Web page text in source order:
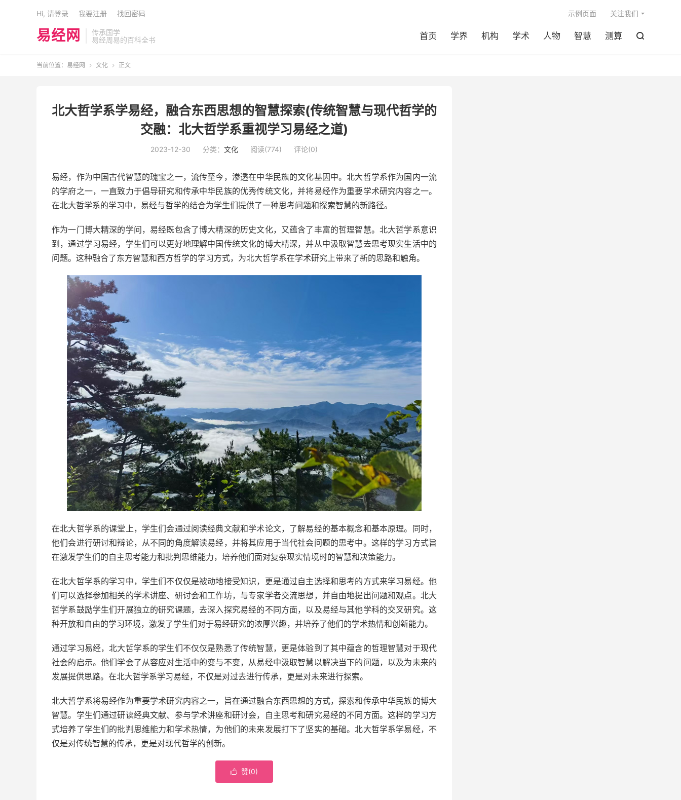
易经网
传承国学
易经周易的百科全书
首页 学界 机构 学术 人物 智慧 测算 
示例页面 关注我们
Hi, 请登录 我要注册 找回密码
当前位置： 易经网  文化  正文
北大哲学系学易经，融合东西思想的智慧探索(传统智慧与现代哲学的
交融：北大哲学系重视学习易经之道)
2023-12-30 分类： 文化 阅读(774) 评论(0)
易经，作为中国古代智慧的瑰宝之一，流传至今，渗透在中华民族的文化基因中。北大哲学系作为国内一流
的学府之一，一直致力于倡导研究和传承中华民族的优秀传统文化，并将易经作为重要学术研究内容之一。
在北大哲学系的学习中，易经与哲学的结合为学生们提供了一种思考问题和探索智慧的新路径。
作为一门博大精深的学问，易经既包含了博大精深的历史文化，又蕴含了丰富的哲理智慧。北大哲学系意识
到，通过学习易经，学生们可以更好地理解中国传统文化的博大精深，并从中汲取智慧去思考现实生活中的
问题。这种融合了东方智慧和西方哲学的学习方式，为北大哲学系在学术研究上带来了新的思路和触角。
在北大哲学系的课堂上，学生们会通过阅读经典文献和学术论文，了解易经的基本概念和基本原理。同时，
他们会进行研讨和辩论，从不同的角度解读易经，并将其应用于当代社会问题的思考中。这样的学习方式旨
在激发学生们的自主思考能力和批判思维能力，培养他们面对复杂现实情境时的智慧和决策能力。
在北大哲学系的学习中，学生们不仅仅是被动地接受知识，更是通过自主选择和思考的方式来学习易经。他
们可以选择参加相关的学术讲座、研讨会和工作坊，与专家学者交流思想，并自由地提出问题和观点。北大
哲学系鼓励学生们开展独立的研究课题，去深入探究易经的不同方面，以及易经与其他学科的交叉研究。这
种开放和自由的学习环境，激发了学生们对于易经研究的浓厚兴趣，并培养了他们的学术热情和创新能力。
通过学习易经，北大哲学系的学生们不仅仅是熟悉了传统智慧，更是体验到了其中蕴含的哲理智慧对于现代
社会的启示。他们学会了从容应对生活中的变与不变，从易经中汲取智慧以解决当下的问题，以及为未来的
发展提供思路。在北大哲学系学习易经，不仅是对过去进行传承，更是对未来进行探索。
北大哲学系将易经作为重要学术研究内容之一，旨在通过融合东西思想的方式，探索和传承中华民族的博大
智慧。学生们通过研读经典文献、参与学术讲座和研讨会，自主思考和研究易经的不同方面。这样的学习方
式培养了学生们的批判思维能力和学术热情，为他们的未来发展打下了坚实的基础。北大哲学系学易经，不
仅是对传统智慧的传承，更是对现代哲学的创新。
 赞(0)